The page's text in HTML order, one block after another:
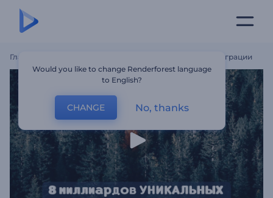
Главная Видеоурок О Разнообразии И Интеграции
Would you like to change Renderforest language
to English?
CHANGE No, thanks